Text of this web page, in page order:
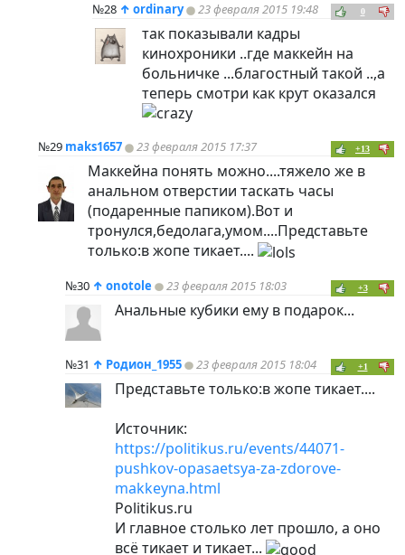
№28 ↑ ordinary 23 февраля 2015 19:48 0
так показывали кадры
кинохроники ..где маккейн на
больничке ...благостный такой ..,а
теперь смотри как крут оказался
№29 maks1657 23 февраля 2015 17:37 +13
Маккейна понять можно....тяжело же в
анальном отверстии таскать часы
(подаренные папиком).Вот и
тронулся,бедолага,умом....Представьте
только:в жопе тикает....
№30 ↑ onotole 23 февраля 2015 18:03 +3
Анальные кубики ему в подарок...
№31 ↑ Родион_1955 23 февраля 2015 18:04 +1
Представьте только:в жопе тикает....
Источник:
https://politikus.ru/events/44071-
pushkov-opasaetsya-za-zdorove-
makkeyna.html
Politikus.ru
И главное столько лет прошло, а оно
всё тикает и тикает...